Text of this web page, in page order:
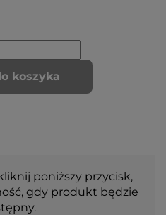
koszyka
poniższy przycisk,
gdy produkt będzie